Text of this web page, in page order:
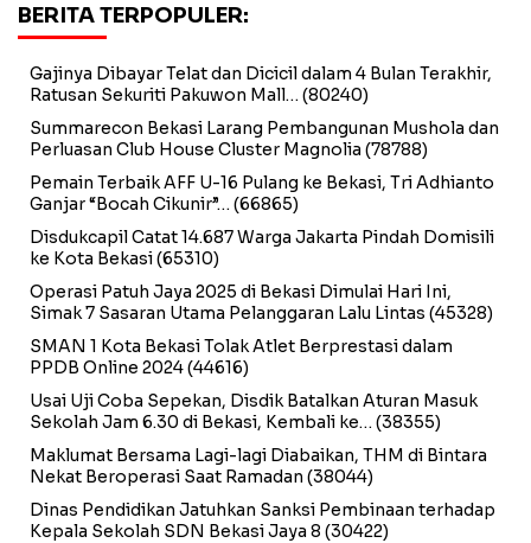
BERITA TERPOPULER:
Gajinya Dibayar Telat dan Dicicil dalam 4 Bulan Terakhir,
Ratusan Sekuriti Pakuwon Mall… (80240)
Summarecon Bekasi Larang Pembangunan Mushola dan
Perluasan Club House Cluster Magnolia (78788)
Pemain Terbaik AFF U-16 Pulang ke Bekasi, Tri Adhianto
Ganjar “Bocah Cikunir”… (66865)
Disdukcapil Catat 14.687 Warga Jakarta Pindah Domisili
ke Kota Bekasi(65310)
Operasi Patuh Jaya 2025 di Bekasi Dimulai Hari Ini,
Simak 7 Sasaran Utama Pelanggaran Lalu Lintas (45328)
SMAN 1 Kota Bekasi Tolak Atlet Berprestasi dalam
PPDB Online 2024(44616)
Usai Uji Coba Sepekan, Disdik Batalkan Aturan Masuk
Sekolah Jam 6.30 di Bekasi, Kembali ke… (38355)
Maklumat Bersama Lagi-lagi Diabaikan, THM di Bintara
Nekat Beroperasi Saat Ramadan (38044)
Dinas Pendidikan Jatuhkan Sanksi Pembinaan terhadap
Kepala Sekolah SDN Bekasi Jaya 8 (30422)